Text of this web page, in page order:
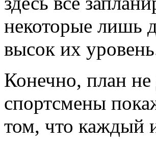
некоторые лишь
высок их
Конечно, план не
спортсмены
том, что каждый